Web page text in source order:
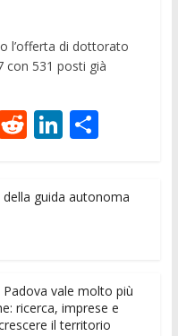
l’offerta di dottorato
con 531 posti già
ss
R
di
Li
e
C
di
guida autonoma
Padova vale molto più
ricerca, imprese e
il territorio